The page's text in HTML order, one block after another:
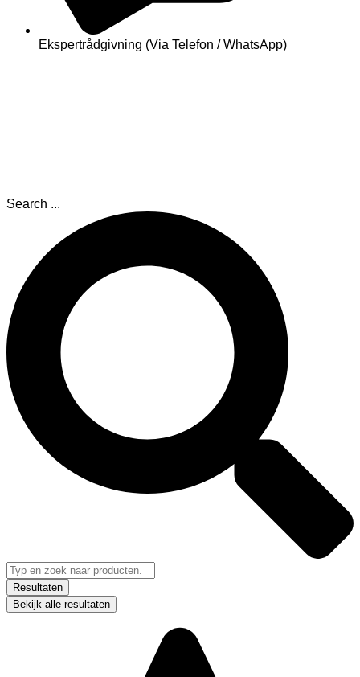
Ekspertrådgivning (Via Telefon / WhatsApp)
Search ...
Resultaten
Bekijk alle resultaten